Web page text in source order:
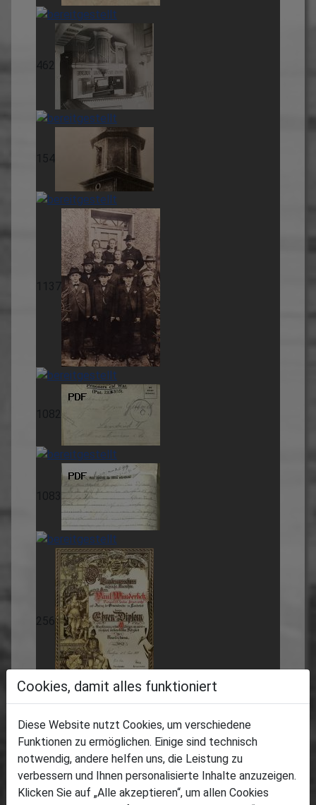
174
303
568
Cookies, damit alles funktioniert
Diese Website nutzt Cookies, um verschiedene
Funktionen zu ermöglichen. Einige sind technisch
notwendig, andere helfen uns, die Leistung zu
verbessern und Ihnen personalisierte Inhalte anzuzeigen.
Klicken Sie auf „Alle akzeptieren“, um allen Cookies